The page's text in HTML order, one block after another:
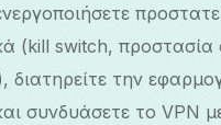
(kill switch, προστασία
διατηρείτε την
συνδυάσετε το VPN